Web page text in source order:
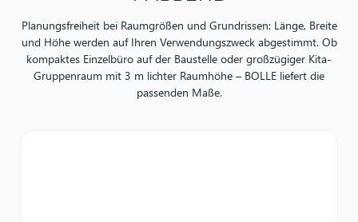
Planungsfreiheit bei Raumgrößen und Grundrissen: Länge, Breite
und Höhe werden auf Ihren Verwendungszweck abgestimmt. Ob
kompaktes Einzelbüro auf der Baustelle oder großzügiger Kita-
Gruppenraum mit 3 m lichter Raumhöhe – BOLLE liefert die
passenden Maße.